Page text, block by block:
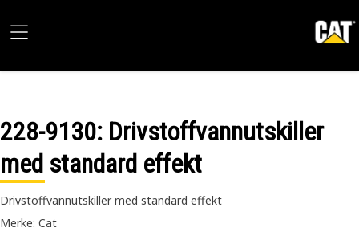
228-9130: Drivstoffvannutskiller
med standard effekt
Drivstoffvannutskiller med standard effekt
Merke: Cat